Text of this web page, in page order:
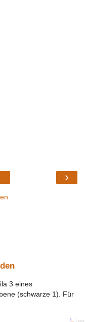
›
3 eines
(schwarze 1). Für